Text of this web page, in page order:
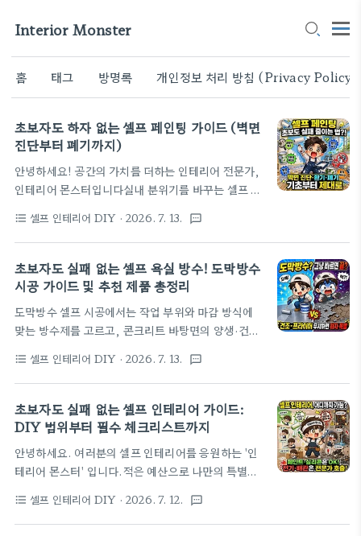
Interior Monster
홈 태그 방명록 개인정보 처리 방침 (Privacy Policy)
초보자도 하자 없는 셀프 페인팅 가이드 (벽면
진단부터 폐기까지)
안녕하세요! 공간의 가치를 더하는 인테리어 전문가,
인테리어 몬스터입니다실내 분위기를 바꾸는 셀프 페
택하는 것만으로도 시공 하자를 줄일 수 있습니다. 작
업 전 제품이 권장하는 온·습도와 건조 시간을 확인하
고 적절한 개인 보호구를 착용하면 안전사고 위험을
낮추고 마감 완성도를 높일 수 있습니다. 시행착오를
핵심 요약 벽면 진단: 곰팡이와 들뜬 기존 페인트를 먼
저 제거해야 새 페인트가 잘 붙습니다. 친환경 자재:
환경표지 인증(환경마크) 표시와 제품 용도를 용기에
format_list_bulleted 셀프 인테리어 DIY · 2026. 7. 13. textsms
초보자도 실패 없는 셀프 욕실 방수! 도막방수
시공 가이드 및 추천 제품 총정리
도막방수 셀프 시공에서는 작업 부위와 마감 방식에
맞는 방수제를 고르고, 콘크리트 바탕면의 양생·건조
감 전 습식 공간에는 바로 사용할 수 있는 아덱스
(ARDEX) WPM 003 또는 마페이 아쿠아 디펜스
를 검토할 수 있습니다. 실외 옥상에는 마페이 마페라
스틱(Mapelastic) 70KS나 KCC 우레탄 방수재처
다. 크랙 보수와 하도(프라이머) 도포를 생략하면 기
포·들뜸·박리 등의 하자가 생길 수 있으므로 제조사의
표준 시공 절차를 따라야 합니다.안녕하세요! 공간을
format_list_bulleted 셀프 인테리어 DIY · 2026. 7. 13. textsms
초보자도 실패 없는 셀프 인테리어 가이드:
DIY 범위부터 필수 체크리스트까지
안녕하세요. 여러분의 셀프 인테리어를 응원하는 '인
테리어 몬스터' 입니다.적은 예산으로 나만의 특별한
게 할 수 있는 영역부터 선택하는 것이 안전한 첫걸음
입니다. 무턱대고 비싼 자재를 구매하거나 철거부터
format_list_bulleted 셀프 인테리어 DIY · 2026. 7. 12. textsms